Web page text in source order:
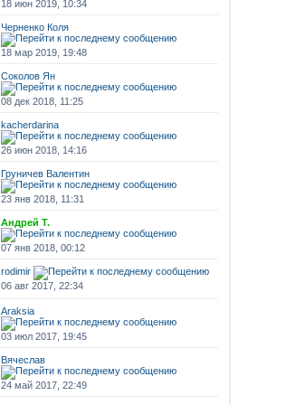
18 июн 2019, 10:34
Черненко Коля
18 мар 2019, 19:48
Соколов Ян
08 дек 2018, 11:25
kacherdarina
26 июн 2018, 14:16
Груничев Валентин
23 янв 2018, 11:31
Андрей Т.
07 янв 2018, 00:12
rodimir
06 авг 2017, 22:34
Araksia
03 июл 2017, 19:45
Вячеслав
24 май 2017, 22:49